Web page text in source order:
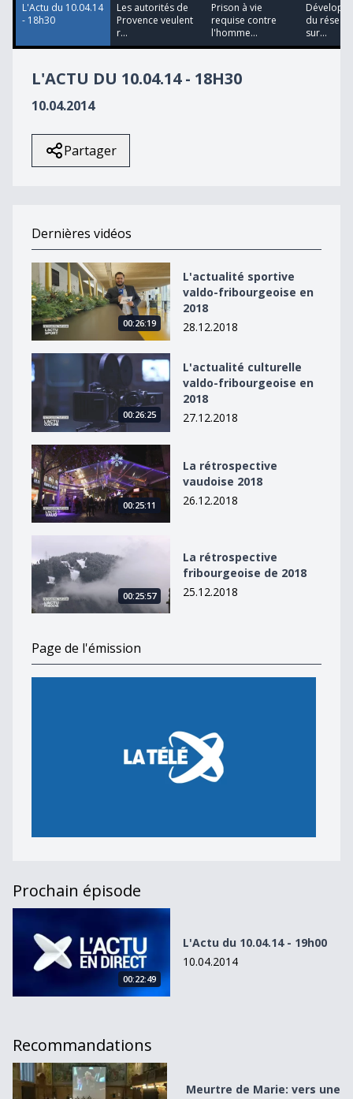
L'Actu du 10.04.14
- 18h30
Les autorités de
Provence veulent
r...
Prison à vie
requise contre
l'homme...
du
sur...
L'ACTU DU 10.04.14 - 18H30
10.04.2014
Partager
Dernières vidéos
L&#039;actualité sportive valdo-fribourgeoise en 2018
00:26:19
L'actualité sportive
valdo-fribourgeoise en
2018
28.12.2018
L&#039;actualité culturelle valdo-fribourgeoise en
00:26:25
L'actualité culturelle
valdo-fribourgeoise en
2018
27.12.2018
La rétrospective vaudoise 2018
00:25:11
La rétrospective
vaudoise 2018
26.12.2018
00:25:57
La rétrospective
fribourgeoise de 2018
25.12.2018
Page de l'émission
Prochain épisode
L&#039;Actu du 10.04.14 - 19h00
00:22:49
L'Actu du 10.04.14 - 19h00
10.04.2014
Recommandations
Meurtre de Marie: vers une modification de la loi?
Meurtre de Marie: vers une